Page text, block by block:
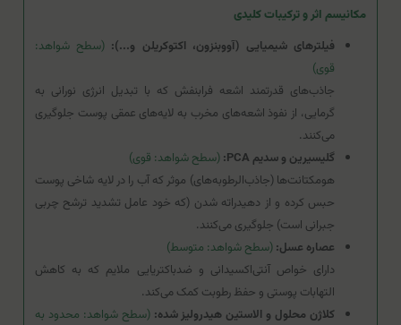
مکانیسم اثر و ترکیبات کلیدی
فیلترهای شیمیایی (آووبنزون، اکتوکریلن و...): (سطح شواهد:
قوی)
جاذب‌های قدرتمند اشعه فرابنفش که با تبدیل انرژی نورانی به
گرمایی، از نفوذ اشعه‌های مخرب به لایه‌های عمقی پوست جلوگیری
می‌کنند.
گلیسیرین و سدیم PCA:
(سطح شواهد: قوی)
هومکتانت‌ها (جاذب‌الرطوبه‌های) موثر که آب را در لایه شاخی پوست
حبس کرده و از دهیدراته شدن (که خود عامل تشدید ترشح چربی
جبرانی است) جلوگیری می‌کنند.
عصاره عسل:(سطح شواهد: متوسط)
دارای خواص آنتی‌اکسیدانی و ضدباکتریایی ملایم که به کاهش
التهابات پوستی و حفظ رطوبت کمک می‌کند.
کلاژن محلول و الاستین هیدرولیز شده: (سطح شواهد: محدود به